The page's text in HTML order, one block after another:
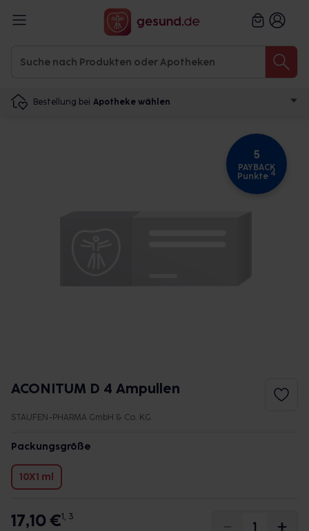
Bestellung bei Apotheke wählen
5
PAYBACK
Punkte 4
ACONITUM D 4 Ampullen
STAUFEN-PHARMA GmbH & Co. KG
Packungsgröße
10X1 ml
17,10 €1, 3